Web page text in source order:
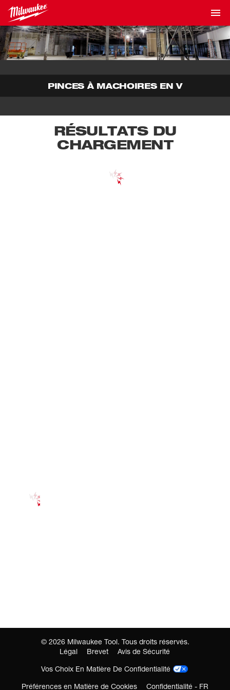
PINCES À MACHOIRES EN V
RÉSULTATS DU
CHARGEMENT
© 2026 Milwaukee Tool. Tous droits réservés.
Légal
Brevet
Avis de Sécurité
Vos Choix En Matière De Confidentialité
Préférences en Matière de Cookies
Confidentialité - FR